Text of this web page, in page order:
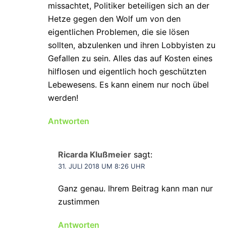
missachtet, Politiker beteiligen sich an der
Hetze gegen den Wolf um von den
eigentlichen Problemen, die sie lösen
sollten, abzulenken und ihren Lobbyisten zu
Gefallen zu sein. Alles das auf Kosten eines
hilflosen und eigentlich hoch geschützten
Lebewesens. Es kann einem nur noch übel
werden!
Antworten
Ricarda Klußmeier sagt:
31. JULI 2018 UM 8:26 UHR
Ganz genau. Ihrem Beitrag kann man nur
zustimmen
Antworten